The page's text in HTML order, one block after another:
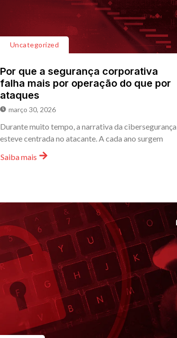
Uncategorized
Por que a segurança corporativa
falha mais por operação do que por
ataques
março 30, 2026
Durante muito tempo, a narrativa da cibersegurança
esteve centrada no atacante. A cada ano surgem
Saiba mais